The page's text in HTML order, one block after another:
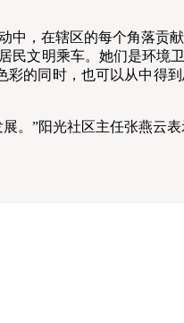
，在辖区的每个角落贡
民文明乘车。她们是环境
彩的同时，也可以从中得
”阳光社区主任张燕云表